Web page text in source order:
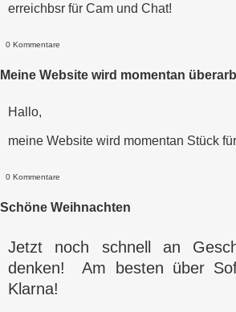
erreichbsr für Cam und Chat!
0 Kommentare
Meine Website wird momentan
Hallo,
meine Website wird momentan Stück
0 Kommentare
Schöne Weihnachten
Jetzt noch schnell an
denken! Am besten über
Klarna!